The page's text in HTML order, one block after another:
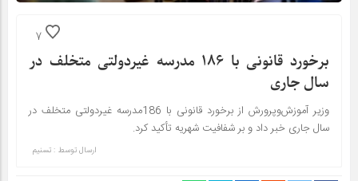
7
برخورد قانونی با 186 مدرسه غیردولتی متخلف در
سال جاری
وزیر آموزش‌وپرورش از برخورد قانونی با 186مدرسه غیردولتی متخلف در
سال جاری خبر داد و بر شفافیت شهریه تأکید کرد.
ارسال توسط : تسنیم